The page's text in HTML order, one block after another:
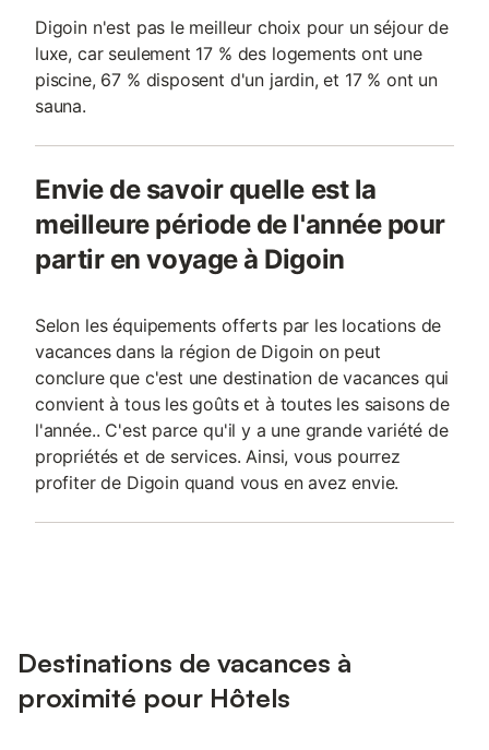
Digoin n'est pas le meilleur choix pour un séjour de
luxe, car seulement 17 % des logements ont une
piscine, 67 % disposent d'un jardin, et 17 % ont un
sauna.
Envie de savoir quelle est la
meilleure période de l'année pour
partir en voyage à Digoin
Selon les équipements offerts par les locations de
vacances dans la région de Digoin on peut
conclure que c'est une destination de vacances qui
convient à tous les goûts et à toutes les saisons de
l'année.. C'est parce qu'il y a une grande variété de
propriétés et de services. Ainsi, vous pourrez
profiter de Digoin quand vous en avez envie.
Destinations de vacances à
proximité pour Hôtels